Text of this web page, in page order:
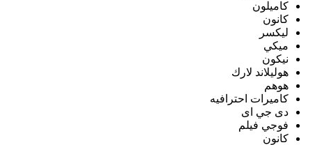
كاميلون
كانون
ليكسر
ميكي
نيكون
هوليلاند لارك
هوهم
كاميرات احترافيه
دى جي اى
فوجي فيلم
كانون